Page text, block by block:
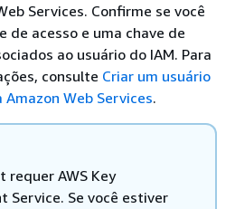
Services. Confirme se você
de acesso e uma chave de
ao usuário do IAM. Para
consulte Criar um usuário
Web Services.
requer AWS Key
Service. Se você estiver